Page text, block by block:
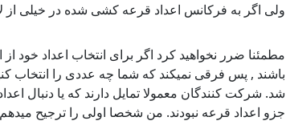
ولی اگر به فرکانس اعداد قرعه کشی شده در خیلی از
مطمئنا ضرر نخواهید کرد اگر برای انتخاب اعداد خود
باشند , پس فرقی نمیکند که شما چه عددی را انتخاب
شد. شرکت کنندگان معمولا تمایل دارند که یا دنبال
جزو اعداد قرعه نبودند. من شخصا اولی را ترجیح